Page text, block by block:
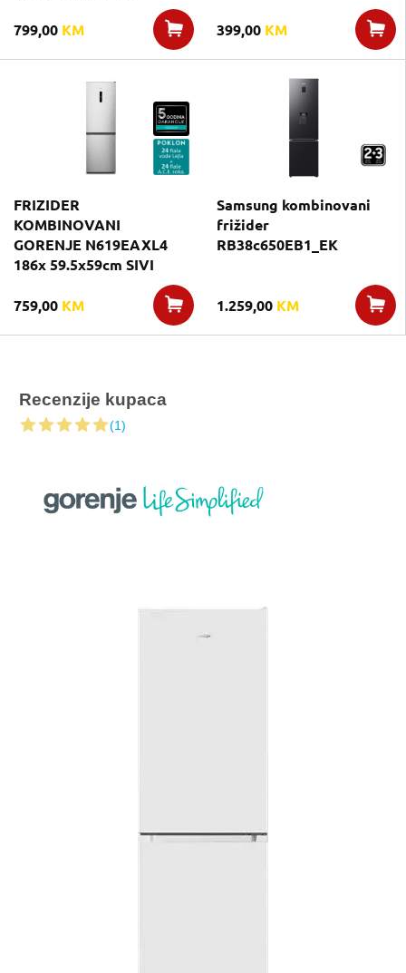
799,00 KM 399,00 KM
FRIZIDER
KOMBINOVANI
GORENJE N619EAXL4
186x 59.5x59cm SIVI
759,00 KM
Samsung kombinovani
frižider
RB38c650EB1_EK
1.259,00 KM
Recenzije kupaca
(1)